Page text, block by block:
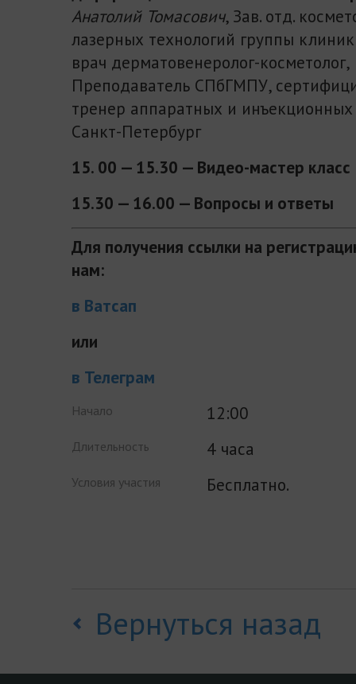
Анатолий Томасович, Зав. отд.
лазерных технологий группы
врач дерматовенеролог-косметолог,
Преподаватель СПбГМПУ,
тренер аппаратных и инъекционных
Санкт-Петербург
15. 00 — 15.30 — Видео-мастер класс
15.30 — 16.00 — Вопросы и ответы
Для получения ссылки на
нам:
в Ватсап
или
в Телеграм
Начало 12:00
Длительность 4 часа
Условия участия Бесплатно.
Вернуться назад